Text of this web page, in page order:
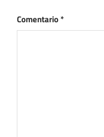
Comentario*